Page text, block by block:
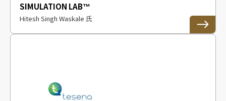
SIMULATION LAB™
Hitesh Singh Waskale 氏